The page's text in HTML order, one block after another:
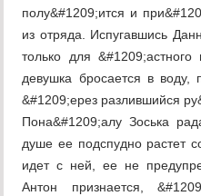
полу&#1209;ится и
из отряда. Испугавшись
только для
девушка бросается в воду,
&#1209;ерез разлившийся
Пона&#1209;алу Зоська
душе ее подспудно растет
идет с ней, ее не
Антон признается,